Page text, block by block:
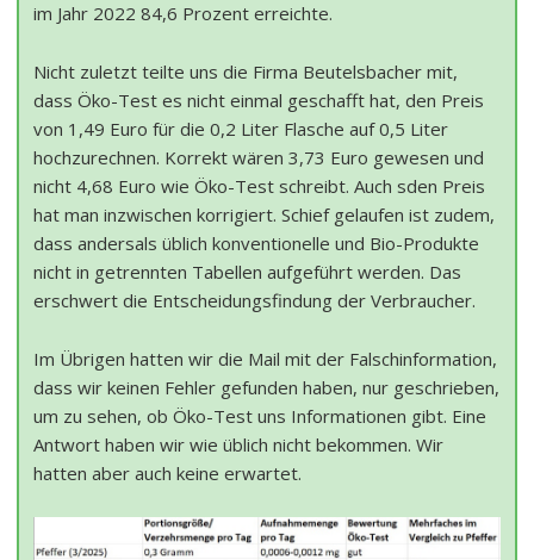
im Jahr 2022 84,6 Prozent erreichte.
Nicht zuletzt teilte uns die Firma Beutelsbacher mit,
dass Öko-Test es nicht einmal geschafft hat, den Preis
von 1,49 Euro für die 0,2 Liter Flasche auf 0,5 Liter
hochzurechnen. Korrekt wären 3,73 Euro gewesen und
nicht 4,68 Euro wie Öko-Test schreibt. Auch sden Preis
hat man inzwischen korrigiert. Schief gelaufen ist zudem,
dass andersals üblich konventionelle und Bio-Produkte
nicht in getrennten Tabellen aufgeführt werden. Das
erschwert die Entscheidungsfindung der Verbraucher.
Im Übrigen hatten wir die Mail mit der Falschinformation,
dass wir keinen Fehler gefunden haben, nur geschrieben,
um zu sehen, ob Öko-Test uns Informationen gibt. Eine
Antwort haben wir wie üblich nicht bekommen. Wir
hatten aber auch keine erwartet.